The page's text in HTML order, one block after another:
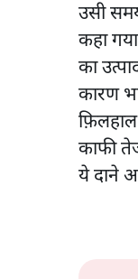
उसी
कहा
का
कारण
काफी
ये दाने